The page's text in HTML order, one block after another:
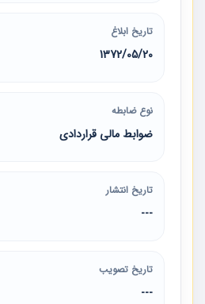
تاریخ ابلاغ
1372/05/20
نوع ضابطه
ضوابط مالی قراردادی
تاریخ انتشار
---
تاریخ تصویب
---